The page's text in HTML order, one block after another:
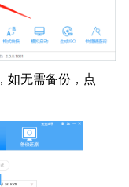
如无需备份，点